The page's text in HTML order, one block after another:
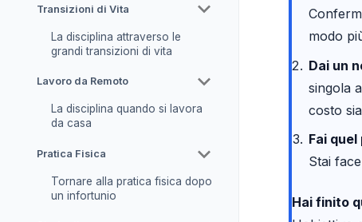
Transizioni di Vita
La disciplina attraverso le
grandi transizioni di vita
Lavoro da Remoto
La disciplina quando si lavora
da casa
Pratica Fisica
Tornare alla pratica fisica dopo
un infortunio
modo
Dai un
singola
costo
Fai
Stai
Hai finito